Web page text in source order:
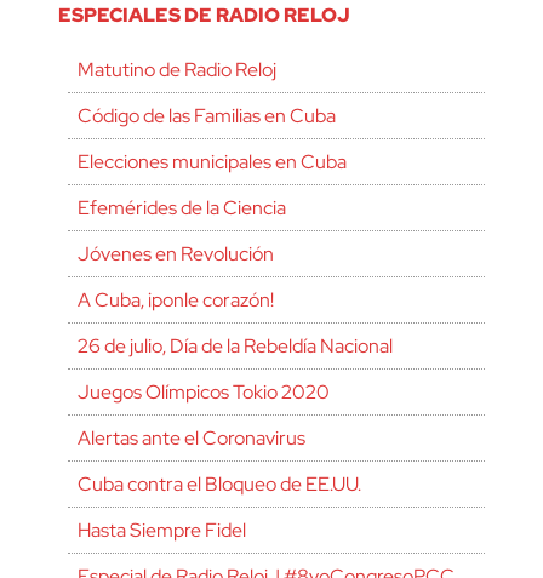
ESPECIALES DE RADIO RELOJ
Matutino de Radio Reloj
Código de las Familias en Cuba
Elecciones municipales en Cuba
Efemérides de la Ciencia
Jóvenes en Revolución
A Cuba, ¡ponle corazón!
26 de julio, Día de la Rebeldía Nacional
Juegos Olímpicos Tokio 2020
Alertas ante el Coronavirus
Cuba contra el Bloqueo de EE.UU.
Hasta Siempre Fidel